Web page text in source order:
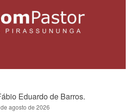
Eduardo de Barros.
agosto de 2026